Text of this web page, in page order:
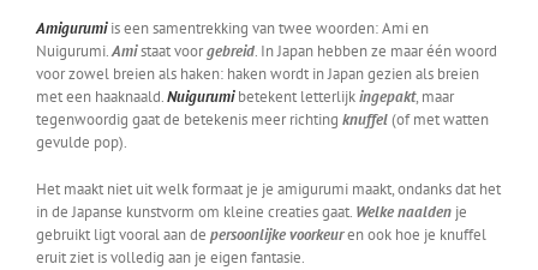
Amigurumiis een samentrekking van twee woorden: Ami en
Nuigurumi.Amistaat voorgebreid. In Japan hebben ze maar één woord
voor zowel breien als haken: haken wordt in Japan gezien als breien
met een haaknaald.Nuigurumibetekent letterlijkingepakt, maar
tegenwoordig gaat de betekenis meer richting knuffel(of met watten
gevulde pop).
Het maakt niet uit welk formaat je je amigurumi maakt, ondanks dat het
in de Japanse kunstvorm om kleine creaties gaat. Welke naalden je
gebruikt ligt vooral aan de persoonlijke voorkeuren ook hoe je knuffel
eruit ziet is volledig aan je eigen fantasie.